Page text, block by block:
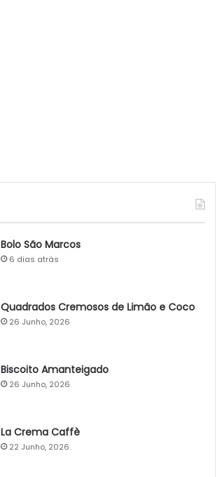
Bolo São Marcos
6 dias atrás
Quadrados Cremosos de Limão e Coco
26 Junho, 2026
Biscoito Amanteigado
26 Junho, 2026
La Crema Caffè
22 Junho, 2026